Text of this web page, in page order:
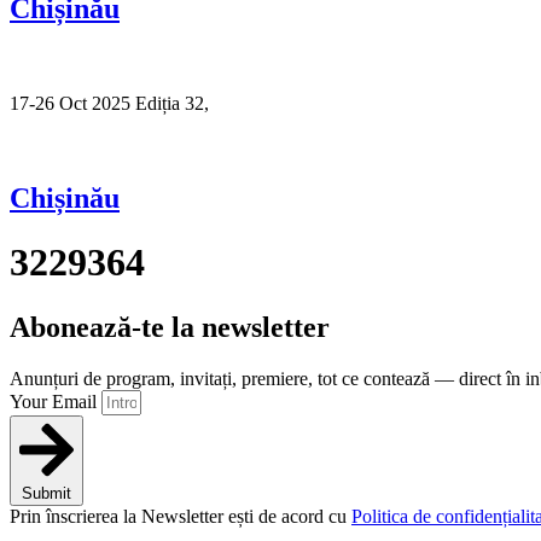
Chișinău
17-26 Oct 2025 Ediția 32,
Chișinău
3229364
Abonează-te la newsletter
Anunțuri de program, invitați, premiere, tot ce contează — direct în
Your Email
Submit
Prin înscrierea la Newsletter ești de acord cu Politica de